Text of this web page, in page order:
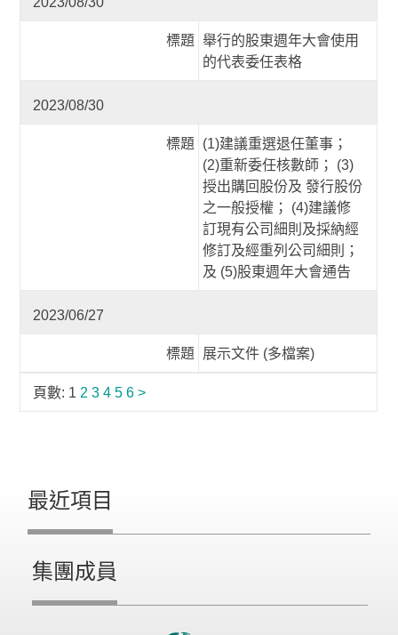
標題
舉行的股東週年大會使用
的代表委任表格
2023/08/30
標題
(1)建議重選退任董事；
(2)重新委任核數師； (3)
授出購回股份及 發行股份
之一般授權； (4)建議修
訂現有公司細則及採納經
修訂及經重列公司細則；
及 (5)股東週年大會通告
2023/06/27
標題 展示文件 (多檔案)
頁數: 1 2 3 4 5 6 >
最近項目
集團成員